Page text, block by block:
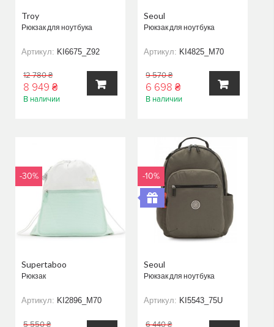
Troy
Рюкзак для ноутбука
Артикул: KI6675_Z92
12 780 ₴
8 949 ₴
В наличии
Seoul
Рюкзак для ноутбука
Артикул: KI4825_M70
9 570 ₴
6 698 ₴
В наличии
-30%
Supertaboo
Рюкзак
Артикул: KI2896_M70
5 550 ₴
-10%
Seoul
Рюкзак для ноутбука
Артикул: KI5543_75U
6 440 ₴